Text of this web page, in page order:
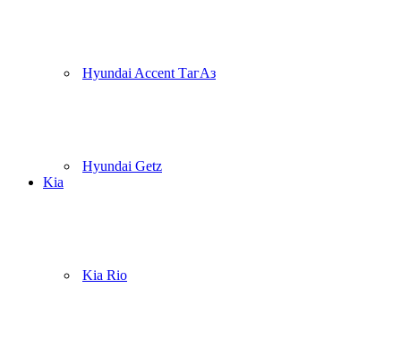
Hyundai Accent ТагАз
Hyundai Getz
Kia
Kia Rio